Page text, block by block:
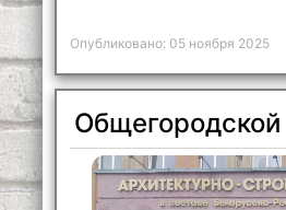
Опубликовано: 05 ноября 2025
Общегородской